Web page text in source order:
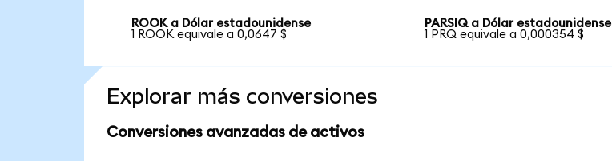
ROOK a Dólar estadounidense
1 ROOK equivale a 0,0647 $
PARSIQ a Dólar estadounidense
1 PRQ equivale a 0,000354 $
Explorar más conversiones
Conversiones avanzadas de activos